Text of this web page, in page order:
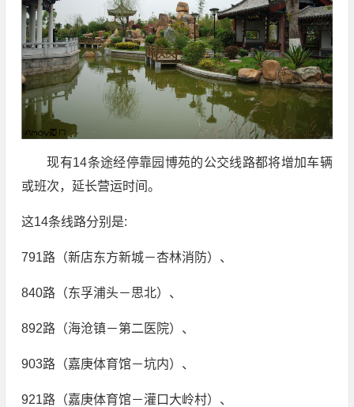
现有14条途经停靠园博苑的公交线路都将增加车辆
或班次，延长营运时间。
这14条线路分别是:
791路（新店东方新城－杏林消防）、
840路（东孚浦头－思北）、
892路（海沧镇－第二医院）、
903路（嘉庚体育馆－坑内）、
921路（嘉庚体育馆－灌口大岭村）、